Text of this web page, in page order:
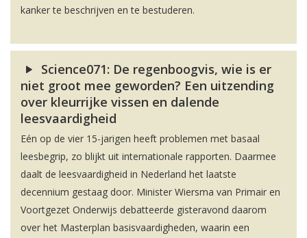
kanker te beschrijven en te bestuderen.
Science071: De regenboogvis, wie is er
niet groot mee geworden? Een uitzending
over kleurrijke vissen en dalende
leesvaardigheid
Eén op de vier 15-jarigen heeft problemen met basaal
leesbegrip, zo blijkt uit internationale rapporten. Daarmee
daalt de leesvaardigheid in Nederland het laatste
decennium gestaag door. Minister Wiersma van Primair en
Voortgezet Onderwijs debatteerde gisteravond daarom
over het Masterplan basisvaardigheden, waarin een